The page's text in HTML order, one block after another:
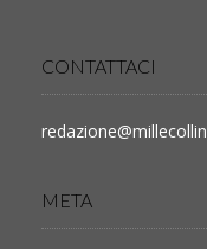
CONTATTACI
META